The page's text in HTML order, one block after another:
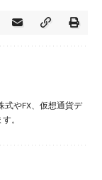
式やFX、仮想通貨デ
。